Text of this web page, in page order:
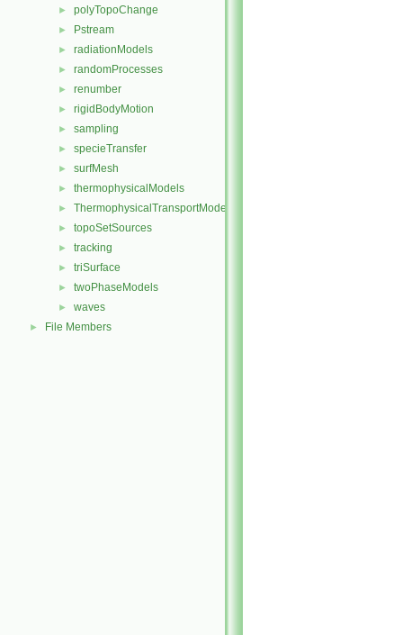
► polyTopoChange
► Pstream
► radiationModels
► randomProcesses
► renumber
► rigidBodyMotion
► sampling
► specieTransfer
► surfMesh
► thermophysicalModels
► ThermophysicalTransportModels
► topoSetSources
► tracking
► triSurface
► twoPhaseModels
► waves
► File Members